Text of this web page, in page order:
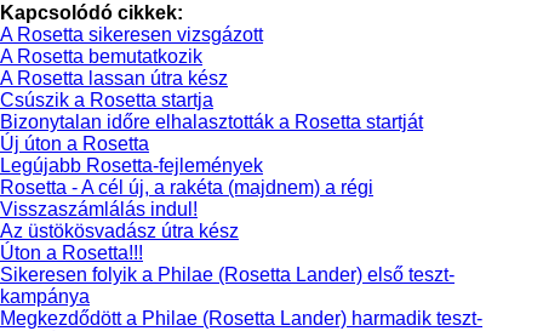
Kapcsolódó cikkek:
A Rosetta sikeresen vizsgázott
A Rosetta bemutatkozik
A Rosetta lassan útra kész
Csúszik a Rosetta startja
Bizonytalan időre elhalasztották a Rosetta startját
Új úton a Rosetta
Legújabb Rosetta-fejlemények
Rosetta - A cél új, a rakéta (majdnem) a régi
Visszaszámlálás indul!
Az üstökösvadász útra kész
Úton a Rosetta!!!
Sikeresen folyik a Philae (Rosetta Lander) első teszt-
kampánya
Megkezdődött a Philae (Rosetta Lander) harmadik teszt-